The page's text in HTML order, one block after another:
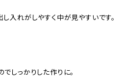
入れがしやすく中が見やすいです。
しっかりした作りに。